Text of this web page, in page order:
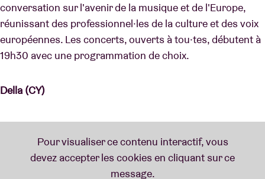
conversation sur l'avenir de la musique et de l'Europe,
réunissant des professionnel·les de la culture et des voix
européennes. Les concerts, ouverts à tou·tes, débutent à
19h30 avec une programmation de choix.
Della (CY)